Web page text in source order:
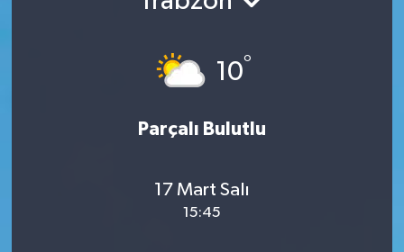
10°
Parçalı Bulutlu
17 Mart Salı
15:45